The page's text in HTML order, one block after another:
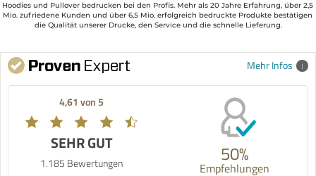
Mehr Infos
4,61 von 5
SEHR GUT
1.185 Bewertungen 50%
Empfehlungen
Hoodies und Pullover bedrucken bei den Profis. Mehr als 20 Jahre Erfahrung, über 2,5
Mio. zufriedene Kunden und über 6,5 Mio. erfolgreich bedruckte Produkte bestätigen
die Qualität unserer Drucke, den Service und die schnelle Lieferung.